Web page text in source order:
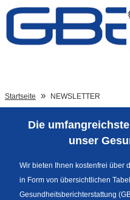
Zum Inhalt
Sprachumschaltung
Fußzeile
Startseite NEWSLETTER
Die
unser
Wir bieten Ihnen kostenfrei über
in Form von übersichtlichen
Gesundheitsberichterstattung